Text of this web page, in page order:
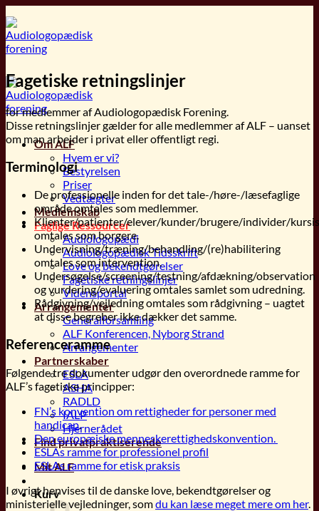
til
indhold
Om ALF
Hvem er vi?
Bestyrelsen
Priser
Vedtægter
Medlemskab
Faglige Ressourcer
Audiologopædi
Audiologopædisk Tidsskrift
Love og bekendtgørelser
Fagetiske retningslinjer
Vidensportal
Arrangementer
Generalforsamling
ALF Konferencen, Nyborg Strand
Arrangementer
Partnerskaber
ESLA
ASHA
RADLD
IALP
Hjernerådet
Find privatpraktiserende
Mit ALF
Kurv
Fagetiske retningslinjer
for medlemmer af Audiologopædisk Forening.
Disse retningslinjer gælder for alle medlemmer af ALF – uanset
om man arbejder i privat eller offentligt regi.
Terminologi
De professionelle inden for det tale-/høre-/læsefaglige
område omtales som medlemmer.
Klienter/patienter/elever/kunder/brugere/individer/
omtales som borgere.
Undervisning/træning/behandling/(re)habilitering
omtales som intervention.
Undersøgelse/screening/testning/afdækning/observation
og vurdering/evaluering omtales samlet som udredning.
Rådgivning/vejledning omtales som rådgivning – uagtet
at disse begreber ikke dækker det samme.
Referenceramme
Følgende tre dokumenter udgør den overordnede ramme for
ALF’s fagetiske principper:
FN’s konvention om rettigheder for personer med
handicap.
Den europæiske menneskerettighedskonvention.
ESLAs ramme for professionel profil
ESLAs ramme for etisk praksis
I øvrigt henvises til de danske love, bekendtgørelser og
ministerielle vejledninger, somdu kan læse meget mere om her.